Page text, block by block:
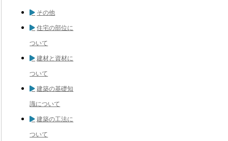
その他
住宅の部位に
ついて
建材と資材に
ついて
建築の基礎知
識について
建築の工法に
ついて